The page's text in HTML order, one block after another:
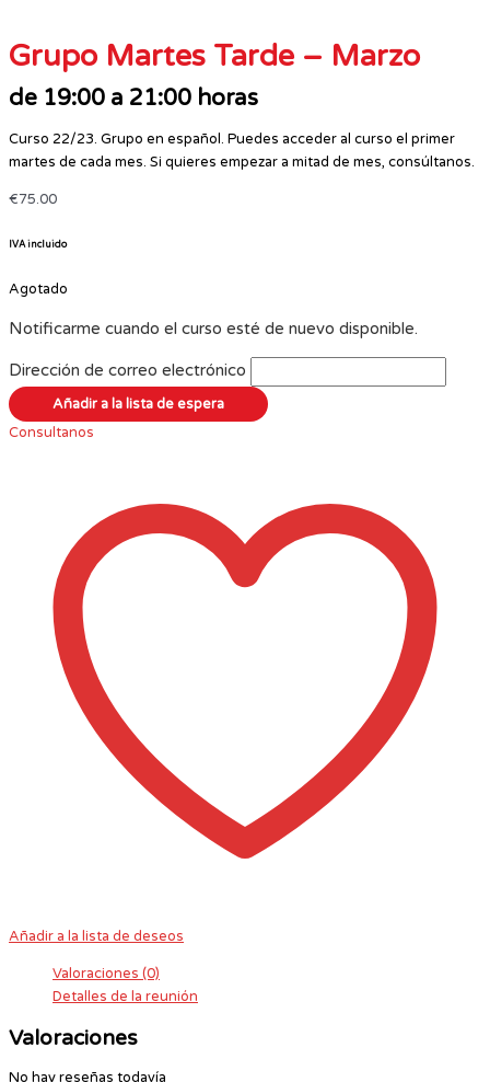
Grupo Martes Tarde – Marzo
de 19:00 a 21:00 horas
Curso 22/23. Grupo en español. Puedes acceder al curso el primer
martes de cada mes. Si quieres empezar a mitad de mes, consúltanos.
€75.00
IVA incluido
Agotado
Notificarme cuando el curso esté de nuevo disponible.
Dirección de correo electrónico
Consultanos
Añadir a la lista de deseos
Valoraciones (0)
Detalles de la reunión
Valoraciones
No hay reseñas todavía